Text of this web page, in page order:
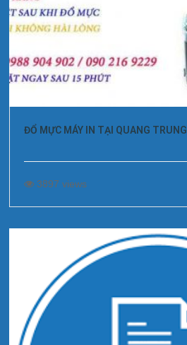
ĐỔ MỰC MÁY IN TẠI QUANG TRUNG
3897 views